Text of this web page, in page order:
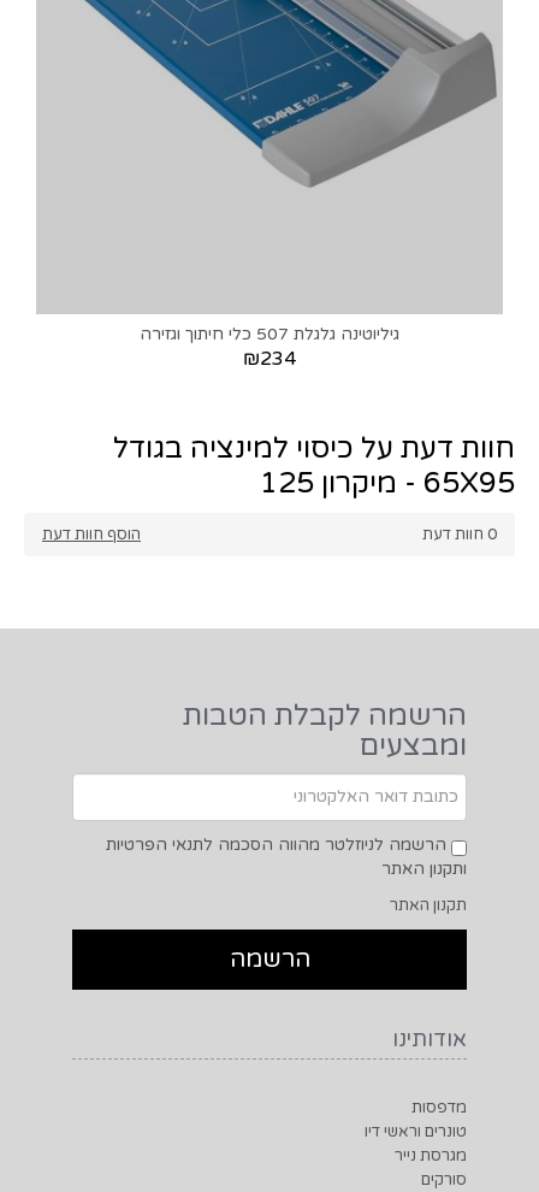
גיליוטינה גלגלת 507 כלי חיתוך וגזירה
₪234
חוות דעת על כיסוי למינציה בגודל
65X95 - מיקרון 125
0 חוות דעת הוסף חוות דעת
הרשמה לקבלת הטבות
ומבצעים
הרשמה לניוזלטר מהווה הסכמה לתנאי הפרטיות
ותקנון האתר
תקנון האתר
אודותינו
מדפסות
טונרים וראשי דיו
מגרסת נייר
סורקים